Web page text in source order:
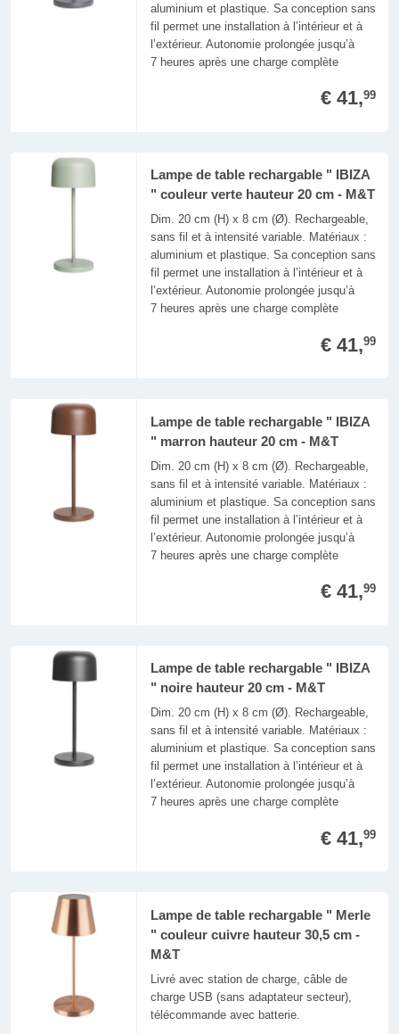
aluminium et plastique. Sa conception sans
fil permet une installation à l’intérieur et à
l’extérieur. Autonomie prolongée jusqu’à
7 heures après une charge complète
€ 41,99
Lampe de table rechargable " IBIZA
" couleur verte hauteur 20 cm - M&T
Dim. 20 cm (H) x 8 cm (Ø). Rechargeable,
sans fil et à intensité variable. Matériaux :
aluminium et plastique. Sa conception sans
fil permet une installation à l’intérieur et à
l’extérieur. Autonomie prolongée jusqu’à
7 heures après une charge complète
€ 41,99
Lampe de table rechargable " IBIZA
" marron hauteur 20 cm - M&T
Dim. 20 cm (H) x 8 cm (Ø). Rechargeable,
sans fil et à intensité variable. Matériaux :
aluminium et plastique. Sa conception sans
fil permet une installation à l’intérieur et à
l’extérieur. Autonomie prolongée jusqu’à
7 heures après une charge complète
€ 41,99
Lampe de table rechargable " IBIZA
" noire hauteur 20 cm - M&T
Dim. 20 cm (H) x 8 cm (Ø). Rechargeable,
sans fil et à intensité variable. Matériaux :
aluminium et plastique. Sa conception sans
fil permet une installation à l’intérieur et à
l’extérieur. Autonomie prolongée jusqu’à
7 heures après une charge complète
€ 41,99
Lampe de table rechargable " Merle
" couleur cuivre hauteur 30,5 cm -
M&T
Livré avec station de charge, câble de
charge USB (sans adaptateur secteur),
télécommande avec batterie.